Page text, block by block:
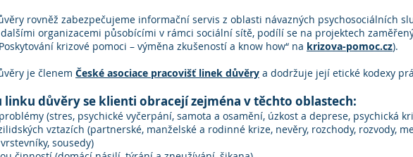
rovněž zabezpečujeme informační servis z oblasti návazných psychosociálních
organizacemi působícími v rámci sociální sítě, podílí se na projektech
krizové pomoci – výměna zkušeností a know how“ na krizova-pomoc.cz).
je členem České asociace pracovišť linek důvěry a dodržuje její etické kodexy
linku důvěry se klienti obracejí zejména v těchto oblastech:
(stres, psychické vyčerpání, samota a osamění, úzkost a deprese, psychická
vztazích (partnerské, manželské a rodinné krize, nevěry, rozchody, rozvody,
sousedy)